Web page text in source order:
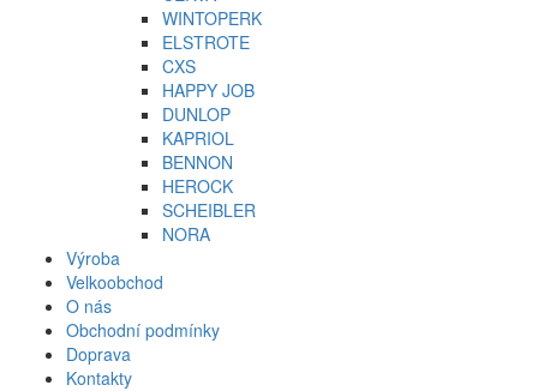
WINTOPERK
ELSTROTE
CXS
HAPPY JOB
DUNLOP
KAPRIOL
BENNON
HEROCK
SCHEIBLER
NORA
Výroba
Velkoobchod
O nás
Obchodní podmínky
Doprava
Kontakty